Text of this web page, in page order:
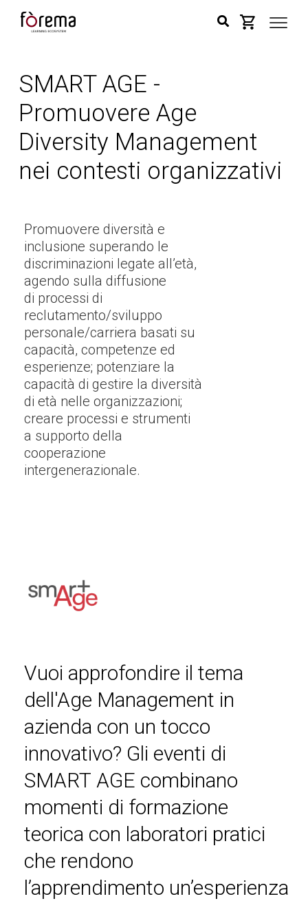
SMART AGE -
Promuovere Age
Diversity Management
nei contesti organizzativi
Promuovere diversità e
inclusione superando le
discriminazioni legate all’età,
agendo sulla diffusione
di processi di
reclutamento/sviluppo
personale/carriera basati su
capacità, competenze ed
esperienze; potenziare la
capacità di gestire la diversità
di età nelle organizzazioni;
creare processi e strumenti
a supporto della
cooperazione
intergenerazionale.
Vuoi approfondire il tema
dell'Age Management in
azienda con un tocco
innovativo? Gli eventi di
SMART AGE combinano
momenti di formazione
teorica con laboratori pratici
che rendono
l’apprendimento un’esperienza